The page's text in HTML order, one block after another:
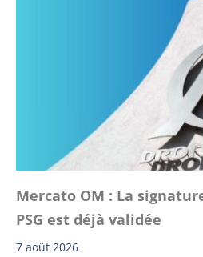
Mercato OM : La
PSG est déjà validée
7 août 2026